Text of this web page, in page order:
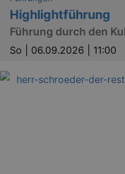
Highlightführung
Führung durch den
So | 06.09.2026 | 11:00